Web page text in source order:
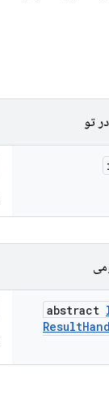
تو
abstract
Result